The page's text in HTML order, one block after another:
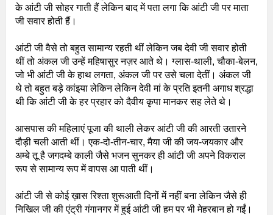
के आंटी जी सोहर गाती हैं लेकिन बाद में पता लगा कि आंटी जी पर माता
जी सवार होती हैं।
आंटी जी वैसे तो बहुत सामान्य रहती थीं लेकिन जब देवी जी सवार होती
थीं तो अंकल जी उन्हें महिषासुर नज़र आते थे। ग्लास-थाली, चौका-बेलन,
जो भी आंटी जी के हाथ लगता, अंकल जी पर उसे चला देतीं। अंकल जी
थे तो बहुत बड़े कांइया लेकिन लेकिन देवी मां के प्रति इतनी अगाध श्रद्धा
थी कि आंटी जी के हर प्रहार को दैवीय कृपा मानकर सह लेते थे।
आसपास की महिलाएं पूजा की थाली लेकर आंटी जी की आरती उतारने
दौड़ी चली आती थीं। एक-दो-तीन-चार, मैया जी की जय-जयकार और
अम्बे तू है जगदम्बे काली जैसे भजन सुनकर ही आंटी जी अपने विकराल
रूप से सामान्य रूप में वापस आ पाती थीं।
आंटी जी से कोई ख़ास रिश्ता शुरूआती दिनों में नहीं बना लेकिन जैसे ही
निखिल जी की एंट्री गंगानगर में हुई आंटी जी हम पर भी मेहरबान हो गईं।